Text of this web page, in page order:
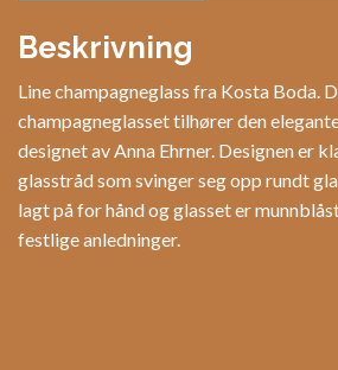
Beskrivning
Line champagneglass fra Kosta Boda.
champagneglasset tilhører den
designet av Anna Ehrner. Designen er
glasstråd som svinger seg opp rundt
lagt på for hånd og glasset er
festlige anledninger.